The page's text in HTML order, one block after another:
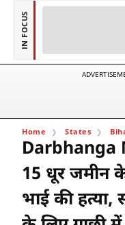
IN FOCUS
Home States
Darbhanga
15 धूर जमीन
भाई की हत्या,